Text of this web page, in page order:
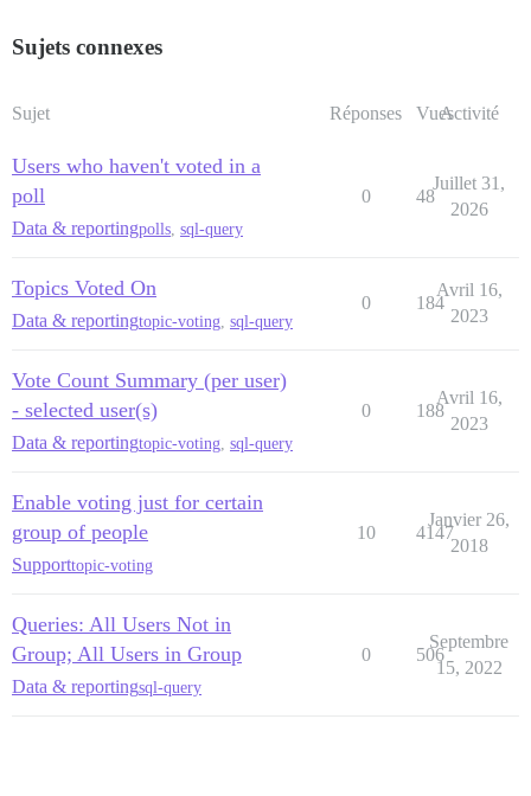
Sujets connexes
Sujet Réponses VuesActivité
Users who haven't voted in a
poll
Data & reportingpolls sql-query
0 48
Juillet 31,
2026
Topics Voted On
Data & reportingtopic-voting sql-query
0 184
Avril 16,
2023
Vote Count Summary (per user)
- selected user(s)
Data & reportingtopic-voting sql-query
0 188
Avril 16,
2023
Enable voting just for certain
group of people
Supporttopic-voting
10 4147
Janvier 26,
2018
Queries: All Users Not in
Group; All Users in Group
Data & reportingsql-query
0 506
Septembre
15, 2022